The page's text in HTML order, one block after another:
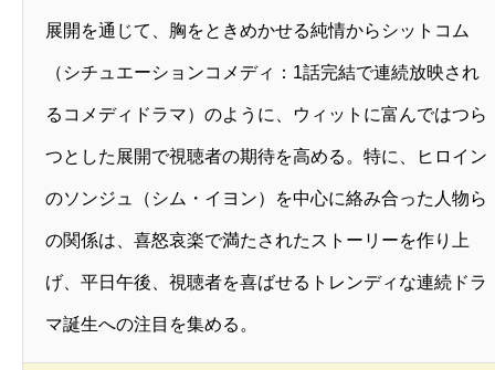
展開を通じて、胸をときめかせる純情からシットコム
（シチュエーションコメディ：1話完結で連続放映され
るコメディドラマ）のように、ウィットに富んではつら
つとした展開で視聴者の期待を高める。特に、ヒロイン
のソンジュ（シム・イヨン）を中心に絡み合った人物ら
の関係は、喜怒哀楽で満たされたストーリーを作り上
げ、平日午後、視聴者を喜ばせるトレンディな連続ドラ
マ誕生への注目を集める。